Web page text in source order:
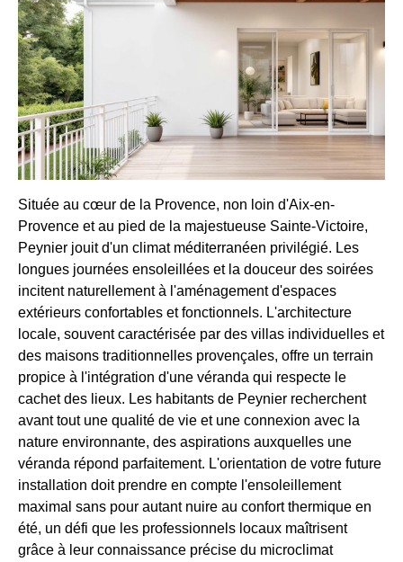
Située au cœur de la Provence, non loin d'Aix-en-
Provence et au pied de la majestueuse Sainte-Victoire,
Peynier jouit d'un climat méditerranéen privilégié. Les
longues journées ensoleillées et la douceur des soirées
incitent naturellement à l'aménagement d'espaces
extérieurs confortables et fonctionnels. L'architecture
locale, souvent caractérisée par des villas individuelles et
des maisons traditionnelles provençales, offre un terrain
propice à l'intégration d'une véranda qui respecte le
cachet des lieux. Les habitants de Peynier recherchent
avant tout une qualité de vie et une connexion avec la
nature environnante, des aspirations auxquelles une
véranda répond parfaitement. L'orientation de votre future
installation doit prendre en compte l'ensoleillement
maximal sans pour autant nuire au confort thermique en
été, un défi que les professionnels locaux maîtrisent
grâce à leur connaissance précise du microclimat